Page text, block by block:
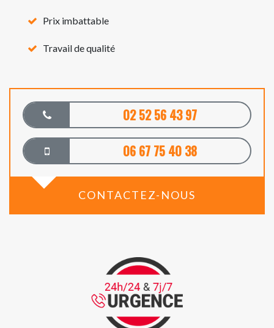
Prix imbattable
Travail de qualité
02 52 56 43 97
06 67 75 40 38
CONTACTEZ-NOUS